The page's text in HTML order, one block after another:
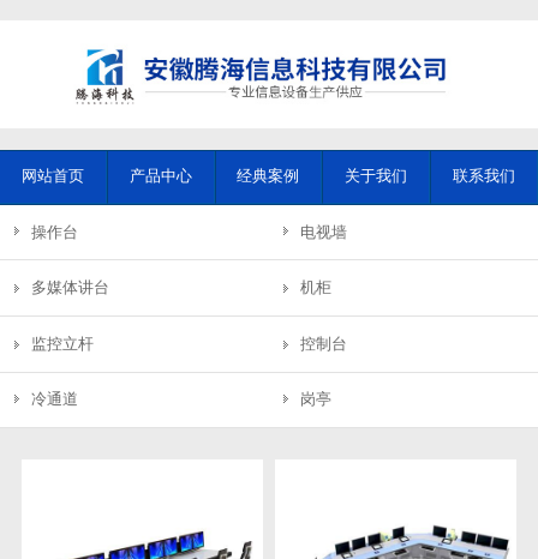
网站首页 产品中心 经典案例 关于我们 联系我们
操作台 电视墙
多媒体讲台 机柜
监控立杆 控制台
冷通道 岗亭